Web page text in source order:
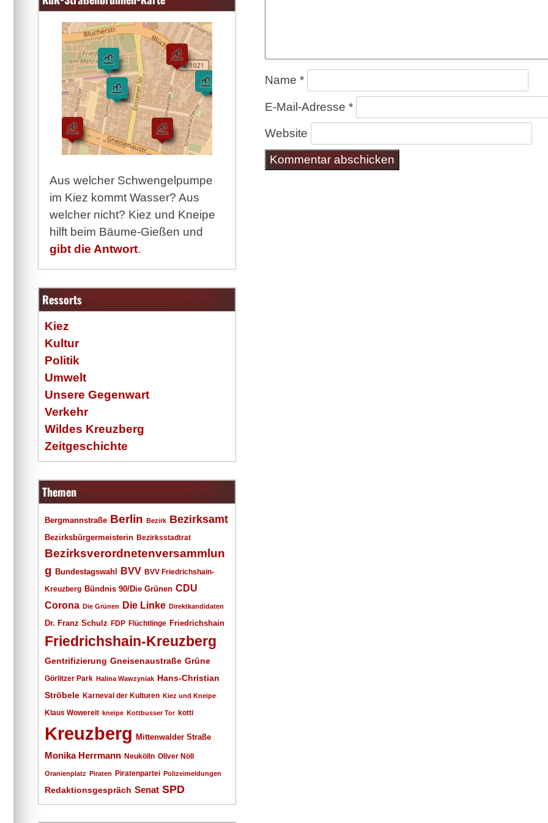
Name *
E-Mail-Adresse *
Website
Aus welcher Schwengelpumpe
im Kiez kommt Wasser? Aus
welcher nicht? Kiez und Kneipe
hilft beim Bäume-Gießen und
gibt die Antwort.
Ressorts
Kiez
Kultur
Politik
Umwelt
Unsere Gegenwart
Verkehr
Wildes Kreuzberg
Zeitgeschichte
Themen
Bergmannstraße Berlin Bezirk Bezirksamt
Bezirksbürgermeisterin Bezirksstadtrat
Bezirksverordnetenversammlun
g Bundestagswahl BVV BVV Friedrichshain-
Kreuzberg Bündnis 90/Die Grünen CDU
Corona Die Grünen Die Linke Direktkandidaten
Dr. Franz Schulz FDP Flüchtlinge Friedrichshain
Friedrichshain-Kreuzberg
Gentrifizierung Gneisenaustraße Grüne
Görlitzer Park Halina Wawzyniak Hans-Christian
Ströbele Karneval der Kulturen Kiez und Kneipe
Klaus Wowereit kneipe Kottbusser Tor kotti
Kreuzberg Mittenwalder Straße
Monika Herrmann Neukölln Oliver Nöll
Oranienplatz Piraten Piratenpartei Polizeimeldungen
Redaktionsgespräch Senat SPD